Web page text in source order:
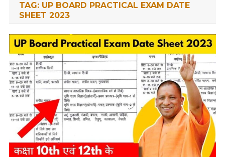
TAG: UP BOARD PRACTICAL EXAM DATE
SHEET 2023